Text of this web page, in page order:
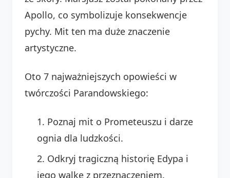
Apollo, co symbolizuje konsekwencje
pychy. Mit ten ma duże znaczenie
artystyczne.
Oto 7 najważniejszych opowieści w
twórczości Parandowskiego:
Poznaj mit o Prometeuszu i darze
ognia dla ludzkości.
Odkryj tragiczną historię Edypa i
jego walkę z przeznaczeniem.